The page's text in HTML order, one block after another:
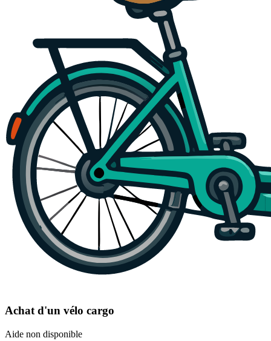
Achat d'un vélo cargo
Aide non disponible